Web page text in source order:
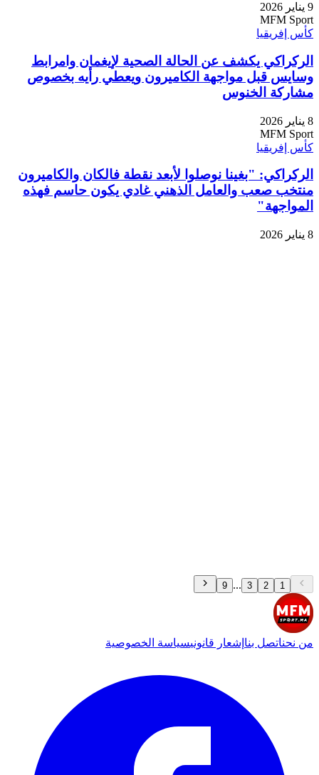
9 يناير 2026
MFM Sport
كأس إفريقيا
الركراكي يكشف عن الحالة الصحية لإيغمان وامرابط
وسايس قبل مواجهة الكاميرون ويعطي رأيه بخصوص
مشاركة الخنوس
8 يناير 2026
MFM Sport
كأس إفريقيا
الركراكي: "بغينا نوصلوا لأبعد نقطة فالكان والكاميرون
منتخب صعب والعامل الذهني غادي يكون حاسم فهذه
المواجهة"
8 يناير 2026
1
2
3
...
9
من نحناتصل بنا إشعار قانونيسياسة الخصوصية